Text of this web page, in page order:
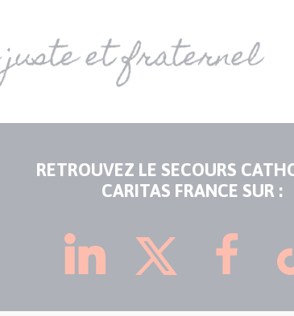
RETROUVEZ LE SECOURS
CARITAS FRANCE SUR :